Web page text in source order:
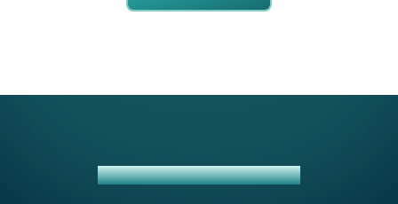
PIPEDRIVE + NETSUITE 整合方案